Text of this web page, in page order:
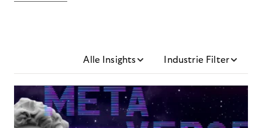
Alle Insights Industrie Filter